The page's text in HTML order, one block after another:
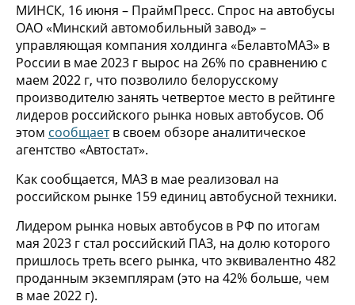
МИНСК, 16 июня – ПраймПресс. Спрос на автобусы
ОАО «Минский автомобильный завод» –
управляющая компания холдинга «БелавтоМАЗ» в
России в мае 2023 г вырос на 26% по сравнению с
маем 2022 г, что позволило белорусскому
производителю занять четвертое место в рейтинге
лидеров российского рынка новых автобусов. Об
этом сообщаетв своем обзоре аналитическое
агентство «Автостат».
Как сообщается, МАЗ в мае реализовал на
российском рынке 159 единиц автобусной техники.
Лидером рынка новых автобусов в РФ по итогам
мая 2023 г стал российский ПАЗ, на долю которого
пришлось треть всего рынка, что эквивалентно 482
проданным экземплярам (это на 42% больше, чем
в мае 2022 г).